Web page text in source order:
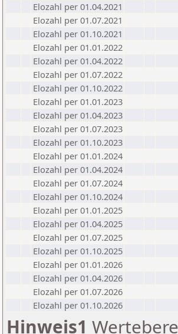
Elozahl per 01.04.2021
Elozahl per 01.07.2021
Elozahl per 01.10.2021
Elozahl per 01.01.2022
Elozahl per 01.04.2022
Elozahl per 01.07.2022
Elozahl per 01.10.2022
Elozahl per 01.01.2023
Elozahl per 01.04.2023
Elozahl per 01.07.2023
Elozahl per 01.10.2023
Elozahl per 01.01.2024
Elozahl per 01.04.2024
Elozahl per 01.07.2024
Elozahl per 01.10.2024
Elozahl per 01.01.2025
Elozahl per 01.04.2025
Elozahl per 01.07.2025
Elozahl per 01.10.2025
Elozahl per 01.01.2026
Elozahl per 01.04.2026
Elozahl per 01.07.2026
Elozahl per 01.10.2026
Hinweis1